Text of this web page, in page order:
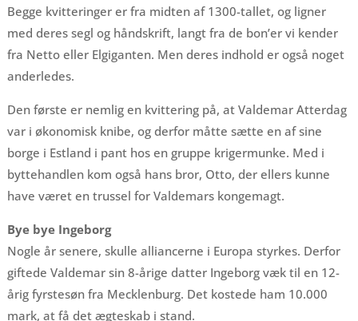
Begge kvitteringer er fra midten af 1300-tallet, og ligner
med deres segl og håndskrift, langt fra de bon’er vi kender
fra Netto eller Elgiganten. Men deres indhold er også noget
anderledes.
Den første er nemlig en kvittering på, at Valdemar Atterdag
var i økonomisk knibe, og derfor måtte sætte en af sine
borge i Estland i pant hos en gruppe krigermunke. Med i
byttehandlen kom også hans bror, Otto, der ellers kunne
have været en trussel for Valdemars kongemagt.
Bye bye Ingeborg
Nogle år senere, skulle alliancerne i Europa styrkes. Derfor
giftede Valdemar sin 8-årige datter Ingeborg væk til en 12-
årig fyrstesøn fra Mecklenburg. Det kostede ham 10.000
mark, at få det ægteskab i stand.